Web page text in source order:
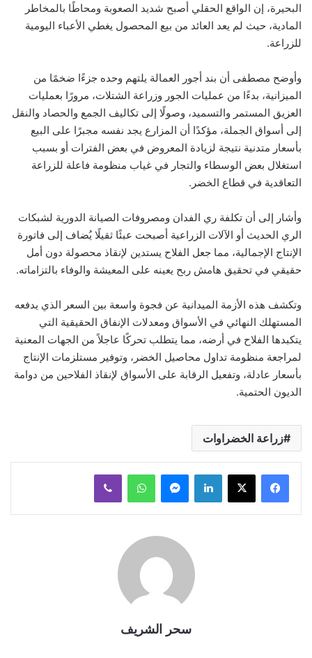
البحيرة، إن الواقع الحقلي أصبح شديد الصعوبة ومحاطًا بالمخاطر
المادية، حيث لم يعد العائد من بيع المحصول يغطي الأعباء اليومية
للزراعة.
وأوضح مصطفى أن بند أجور العمالة يلتهم وحده جزءًا ضخمًا من
الميزانية، بدءًا من عمليات الجور وزراعة الشتلات، مرورًا بعمليات
العزيق المستمر والتسميد، وصولًا إلى تكاليف الجمع والحصاد والنقل
إلى أسواق الجملة، مؤكدًا أن المزارع يجد نفسه مجبرًا على البيع
بأسعار متدنية نتيجة لزيادة المعروض في بعض الفترات أو بسبب
استغلال بعض الوسطاء والتجار في غياب منظومة فاعلة للزراعة
التعاقدية في قطاع الخضر.
وأشار إلى أن تكلفة ري الفدان ومصروفات الصيانة الدورية لشبكات
الري الحديث أو الآلات الزراعية أصبحت عبئًا ثقيلًا يُضاف إلى فاتورة
الإنتاج الإجمالية، مما جعل الفلاح يستدين لإنقاذ محصولة دون أمل
حقيقي في تحقيق هامش ربح يعينه على المعيشة والوفاء بالتزاماته.
وتكشف هذه الأزمة الميدانية عن فجوة واسعة بين السعر الذي يدفعه
المستهلك النهائي في الأسواق ومعدلات الإنفاق الحقيقية التي
يتكبدها الفلاح في أرضه، مما يتطلب تحركًا عاجلاً من الجهات المعنية
لمراجعة منظومة تداول محاصيل الخضر، وتوفير مستلزمات الإنتاج
بأسعار عادلة، وتفعيل الرقابة على الأسواق لإنقاذ الفلاحين من دوامة
الديون الحتمية.
زراعة الخضراوات
لينكدإن ماسنجر واتساب ڤايبر
سحر الشريف